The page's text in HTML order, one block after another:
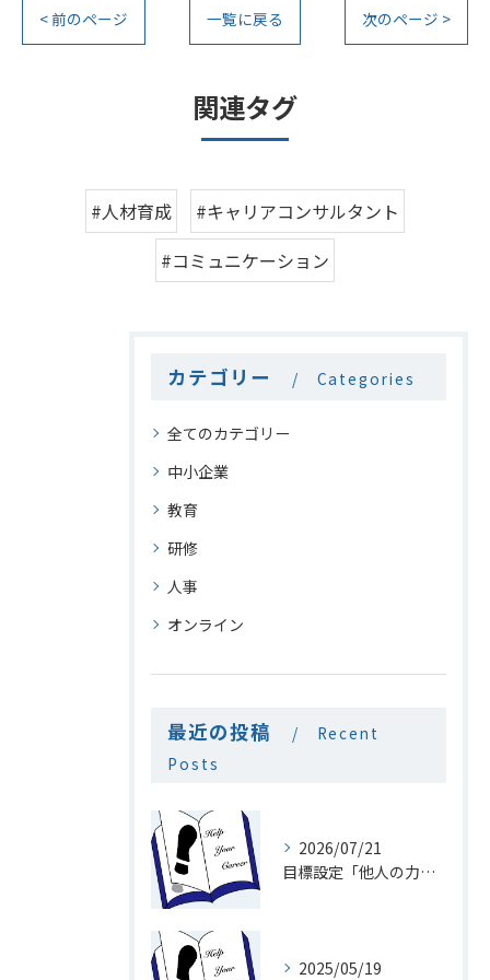
< 前のページ 一覧に戻る 次のページ >
関連タグ
#人材育成
#キャリアコンサルタント
#コミュニケーション
カテゴリー Categories
全てのカテゴリー
中小企業
教育
研修
人事
オンライン
最近の投稿
Recent
Posts
2026/07/21
目標設定「他人の力を利用」
2025/05/19